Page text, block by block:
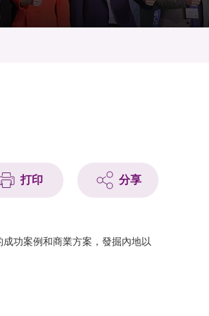
打印 分享
功案例和商業方案，發掘內地以